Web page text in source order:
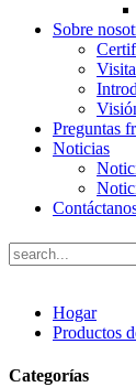
Sobre
Preguntas
Noticias
Hogar
Productos
Categorías